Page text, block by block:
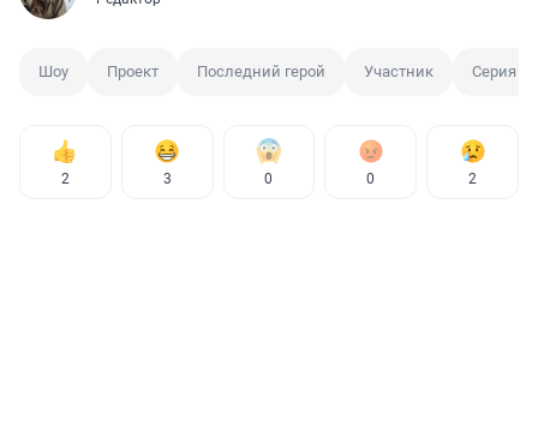
Шоу Проект Последний герой Участник Серия
2 3 0 0 2